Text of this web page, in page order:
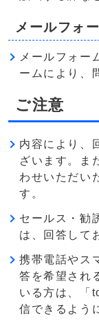
メールフォ
メールフォー
ームにより、
ご注意
内容により、
ざいます。ま
わせいただい
す。
セールス・勧
は、回答して
携帯電話やス
答を希望され
いる方は、「
信できるよう